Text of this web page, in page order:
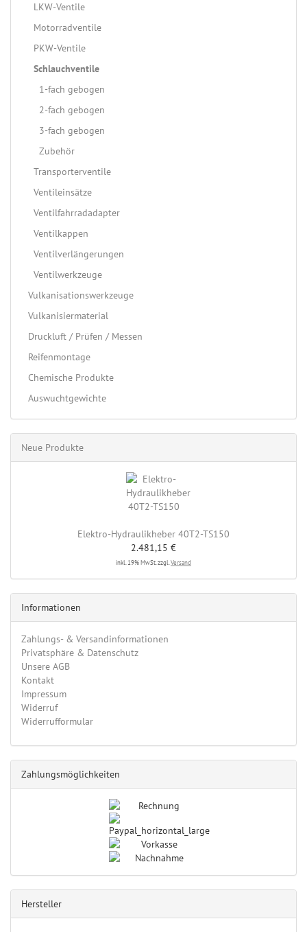
LKW-Ventile
Motorradventile
PKW-Ventile
Schlauchventile
1-fach gebogen
2-fach gebogen
3-fach gebogen
Zubehör
Transporterventile
Ventileinsätze
Ventilfahrradadapter
Ventilkappen
Ventilverlängerungen
Ventilwerkzeuge
Vulkanisationswerkzeuge
Vulkanisiermaterial
Druckluft / Prüfen / Messen
Reifenmontage
Chemische Produkte
Auswuchtgewichte
Neue Produkte
Elektro-Hydraulikheber 40T2-TS150
2.481,15 €
inkl. 19% MwSt. zzgl. Versand
Informationen
Zahlungs- & Versandinformationen
Privatsphäre & Datenschutz
Unsere AGB
Kontakt
Impressum
Widerruf
Widerrufformular
Zahlungsmöglichkeiten
Hersteller